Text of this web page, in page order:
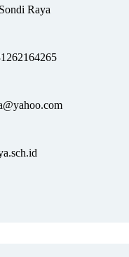
Raya